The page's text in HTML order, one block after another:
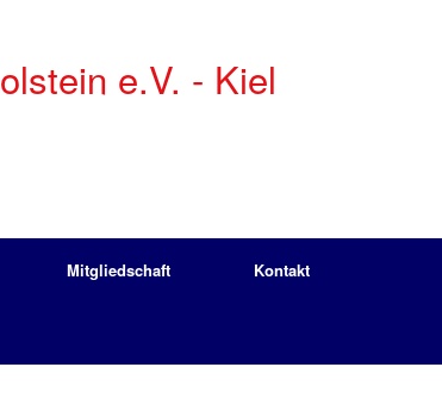
e.V. - Kiel
Mitgliedschaft Kontakt